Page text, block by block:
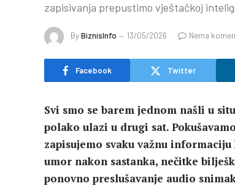
zapisivanja prepustimo vještačkoj
ByBiznisInfo 13/05/2026 Nema
Facebook Twitter
Svi smo se barem jednom našli u
polako ulazi u drugi sat.
zapisujemo svaku važnu
umor nakon sastanka, nečitke
ponovno preslušavanje audio